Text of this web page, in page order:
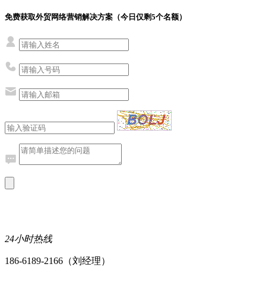
免费获取外贸网络营销解决方案（今日仅剩5个名额）
24小时热线
186-6189-2166（刘经理）